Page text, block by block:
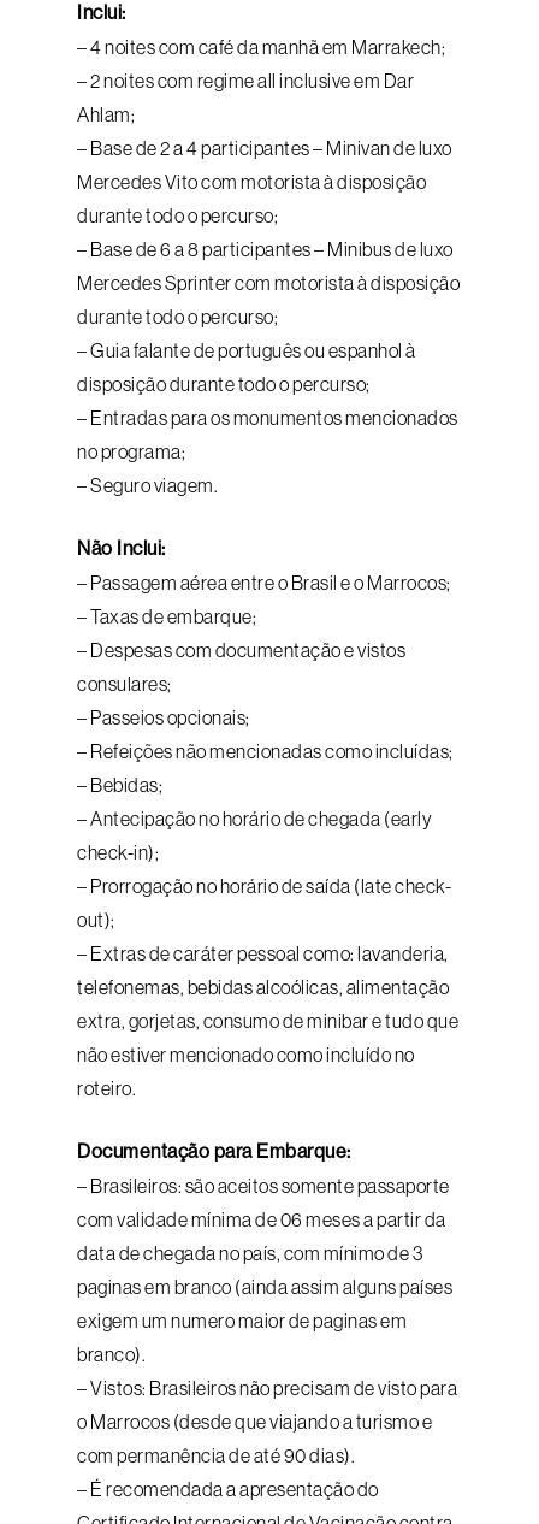
Inclui:
– 4 noites com café da manhã em Marrakech;
– 2 noites com regime all inclusive em Dar
Ahlam;
– Base de 2 a 4 participantes – Minivan de luxo
Mercedes Vito com motorista à disposição
durante todo o percurso;
– Base de 6 a 8 participantes – Minibus de luxo
Mercedes Sprinter com motorista à disposição
durante todo o percurso;
– Guia falante de português ou espanhol à
disposição durante todo o percurso;
– Entradas para os monumentos mencionados
no programa;
– Seguro viagem.
Não Inclui:
– Passagem aérea entre o Brasil e o Marrocos;
– Taxas de embarque;
– Despesas com documentação e vistos
consulares;
– Passeios opcionais;
– Refeições não mencionadas como incluídas;
– Bebidas;
– Antecipação no horário de chegada (early
check-in);
– Prorrogação no horário de saída (late check-
out);
– Extras de caráter pessoal como: lavanderia,
telefonemas, bebidas alcoólicas, alimentação
extra, gorjetas, consumo de minibar e tudo que
não estiver mencionado como incluído no
roteiro.
Documentação para Embarque:
– Brasileiros: são aceitos somente passaporte
com validade mínima de 06 meses a partir da
data de chegada no país, com mínimo de 3
paginas em branco (ainda assim alguns países
exigem um numero maior de paginas em
branco).
– Vistos: Brasileiros não precisam de visto para
o Marrocos (desde que viajando a turismo e
com permanência de até 90 dias).
– É recomendada a apresentação do